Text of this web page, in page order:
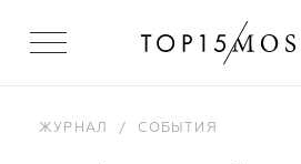
ЖУРНАЛ / СОБЫТИЯ